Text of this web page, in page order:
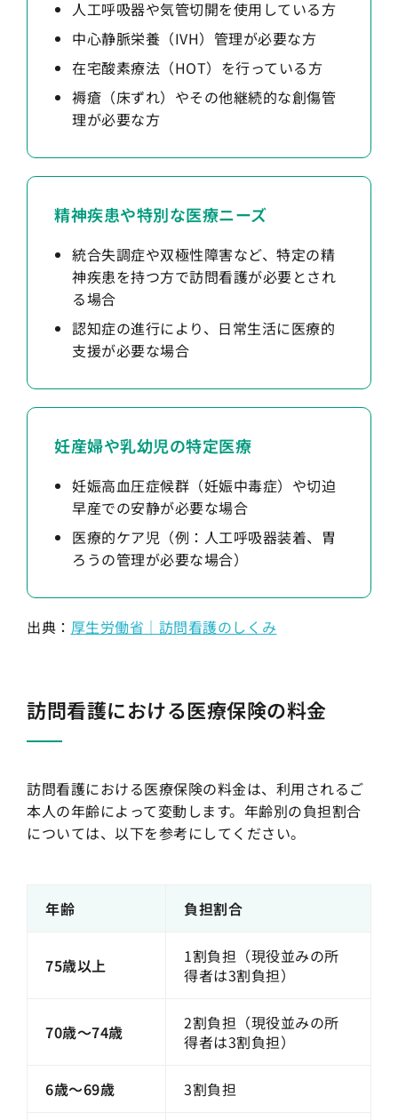
人工呼吸器や気管切開を使用している方
中心静脈栄養（IVH）管理が必要な方
在宅酸素療法（HOT）を行っている方
褥瘡（床ずれ）やその他継続的な創傷管
理が必要な方
精神疾患や特別な医療ニーズ
統合失調症や双極性障害など、特定の精
神疾患を持つ方で訪問看護が必要とされ
る場合
認知症の進行により、日常生活に医療的
支援が必要な場合
妊産婦や乳幼児の特定医療
妊娠高血圧症候群（妊娠中毒症）や切迫
早産での安静が必要な場合
医療的ケア児（例：人工呼吸器装着、胃
ろうの管理が必要な場合）
出典： 厚生労働省｜訪問看護のしくみ
訪問看護における医療保険の料金
訪問看護における医療保険の料金は、利用されるご
本人の年齢によって変動します。年齢別の負担割合
については、以下を参考にしてください。
年齢 負担割合
75歳以上
1割負担（現役並みの所
得者は3割負担）
70歳〜74歳
2割負担（現役並みの所
得者は3割負担）
6歳〜69歳 3割負担